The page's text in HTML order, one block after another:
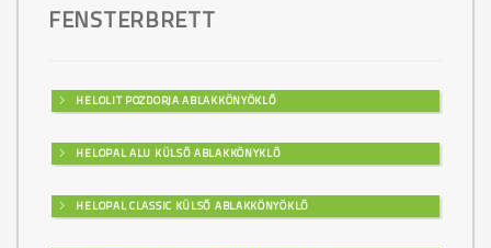
FENSTERBRETT
HELOLIT POZDORJA ABLAKKÖNYÖKLŐ
HELOPAL ALU KÜLSŐ ABLAKKÖNYKLŐ
HELOPAL CLASSIC KÜLSŐ ABLAKKÖNYÖKLŐ